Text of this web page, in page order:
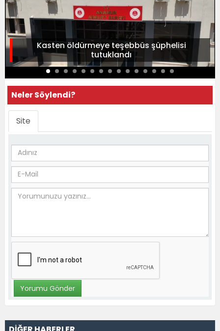
Kasten öldürmeye teşebbüs şüphelisi
tutuklandı
Neler Söylendi?
Site